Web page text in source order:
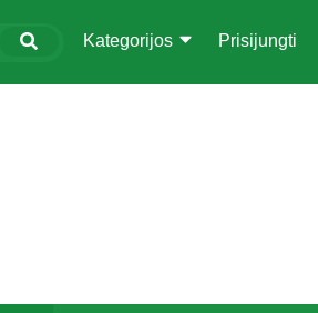
Kategorijos Prisijungti